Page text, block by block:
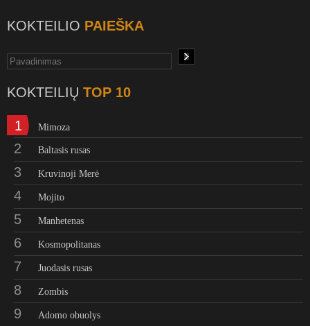
KOKTEILIO PAIEŠKA
KOKTEILIŲ TOP 10
1 Mimoza
2 Baltasis rusas
3 Kruvinoji Merė
4 Mojito
5 Manhetenas
6 Kosmopolitanas
7 Juodasis rusas
8 Zombis
9 Adomo obuolys